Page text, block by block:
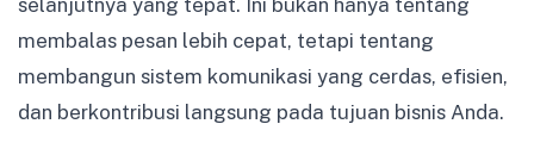
selanjutnya yang tepat. Ini bukan hanya tentang
membalas pesan lebih cepat, tetapi tentang
membangun sistem komunikasi yang cerdas, efisien,
dan berkontribusi langsung pada tujuan bisnis Anda.